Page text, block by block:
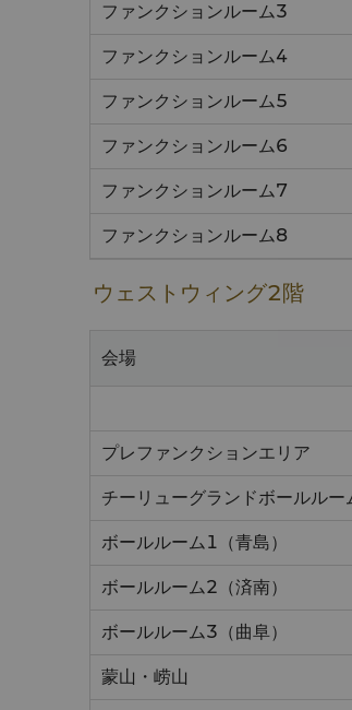
ファンクションルーム3
ファンクションルーム4
ファンクションルーム5
ファンクションルーム6
ファンクションルーム7
ファンクションルーム8
ウェストウィング2階
会場
プレファンクションエリア
チーリューグランドボールルー
ボールルーム1（青島）
ボールルーム2（済南）
ボールルーム3（曲阜）
蒙山・崂山